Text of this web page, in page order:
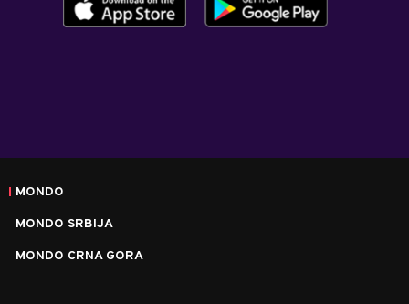
MONDO
MONDO SRBIJA
MONDO CRNA GORA